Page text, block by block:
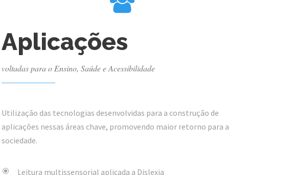
Aplicações
voltadas para o Ensino, Saúde e Acessibilidade
Utilização das tecnologias desenvolvidas para a construção de
aplicações nessas áreas chave, promovendo maior retorno para a
sociedade.
Leitura multissensorial aplicada a Dislexia